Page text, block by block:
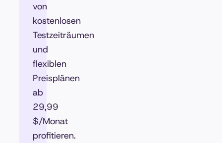
von
kostenlosen
Testzeiträumen
und
flexiblen
Preisplänen
ab
29,99
$/Monat
profitieren.